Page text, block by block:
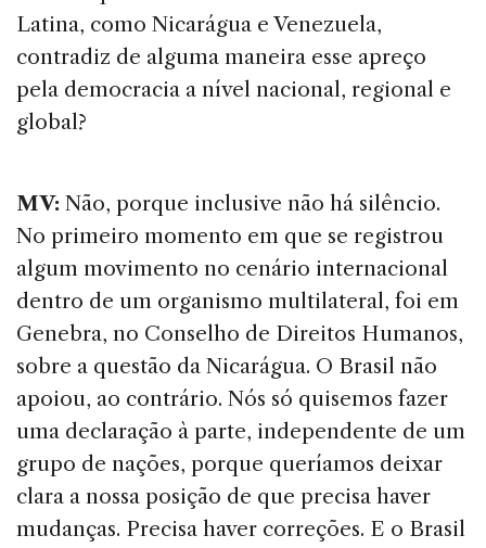
Latina, como Nicarágua e Venezuela,
contradiz de alguma maneira esse apreço
pela democracia a nível nacional, regional e
global?
MV: Não, porque inclusive não há silêncio.
No primeiro momento em que se registrou
algum movimento no cenário internacional
dentro de um organismo multilateral, foi em
Genebra, no Conselho de Direitos Humanos,
sobre a questão da Nicarágua. O Brasil não
apoiou, ao contrário. Nós só quisemos fazer
uma declaração à parte, independente de um
grupo de nações, porque queríamos deixar
clara a nossa posição de que precisa haver
mudanças. Precisa haver correções. E o Brasil